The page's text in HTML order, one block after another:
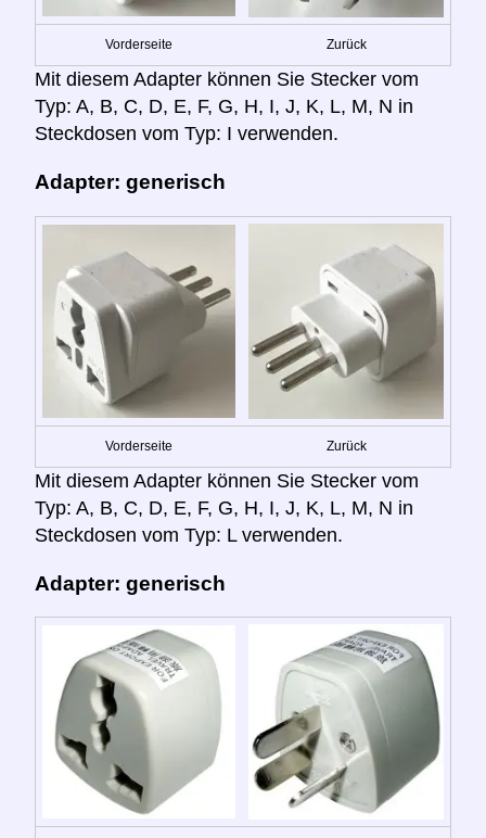
Vorderseite Zurück
Mit diesem Adapter können Sie Stecker vom
Typ: A, B, C, D, E, F, G, H, I, J, K, L, M, N in
Steckdosen vom Typ: I verwenden.
Adapter: generisch
Vorderseite Zurück
Mit diesem Adapter können Sie Stecker vom
Typ: A, B, C, D, E, F, G, H, I, J, K, L, M, N in
Steckdosen vom Typ: L verwenden.
Adapter: generisch